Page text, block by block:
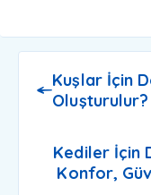
Kuşlar İçin
Oluşturulur?
Kediler İçin
Konfor,